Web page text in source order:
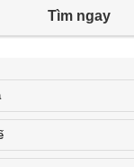
Tìm ngay
click to expand contents
click to expand contents